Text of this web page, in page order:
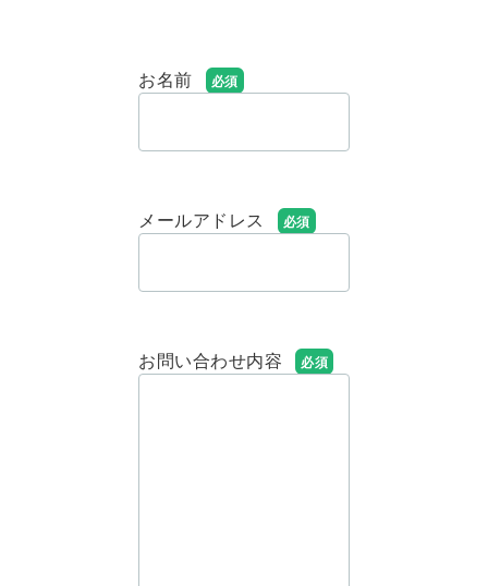
お名前
メールアドレス
お問い合わせ内容